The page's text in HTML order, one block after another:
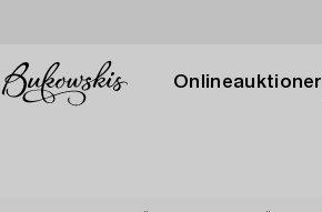
Onlineauktioner